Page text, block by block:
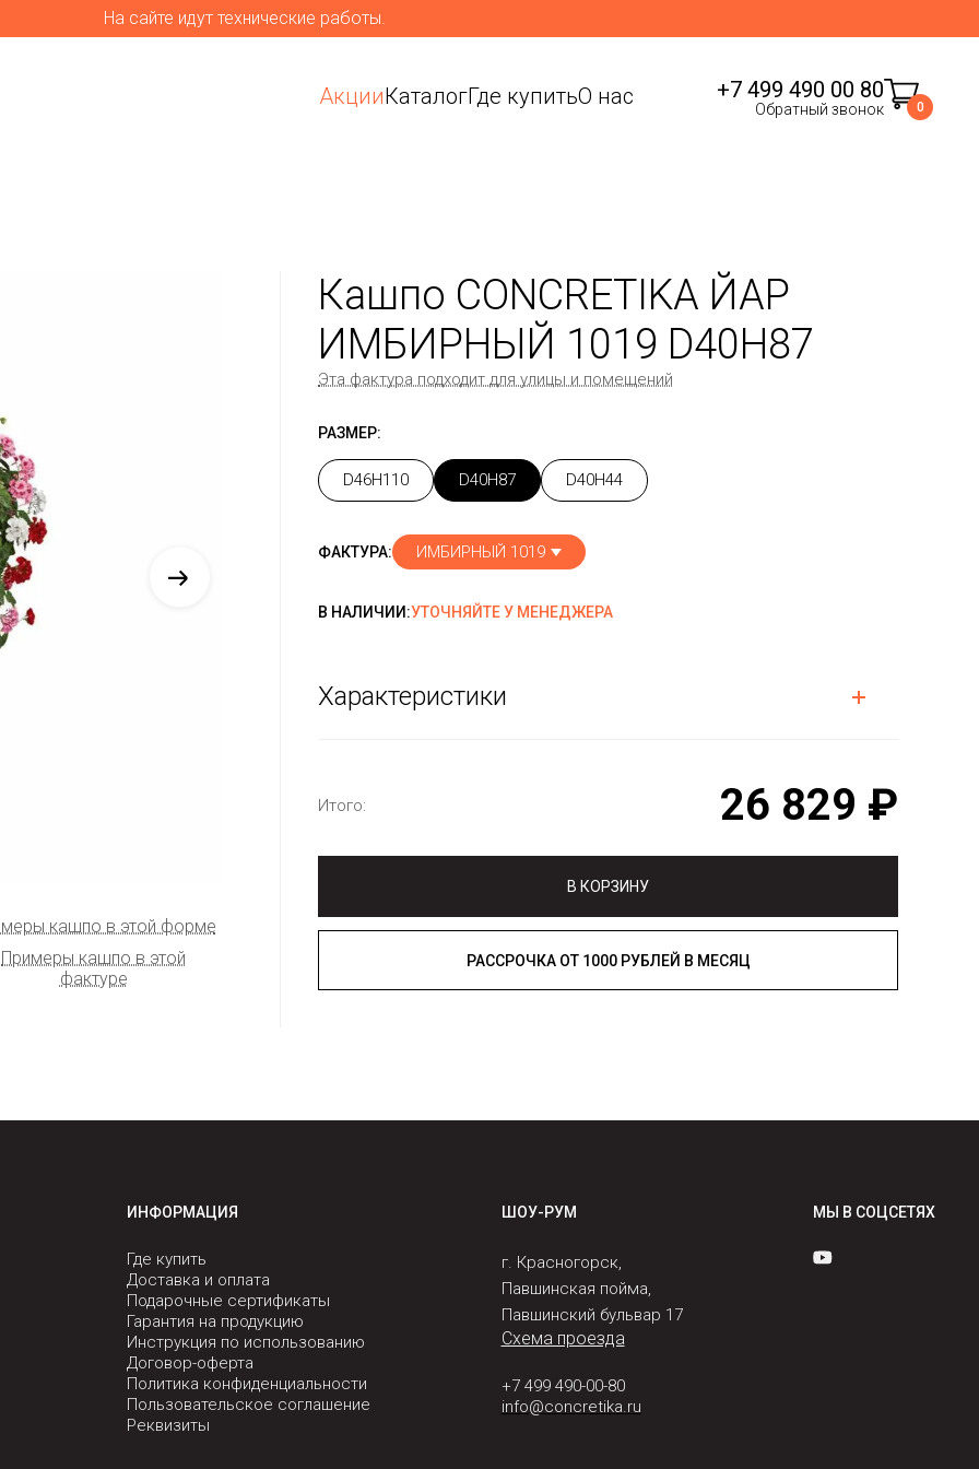
На сайте идут технические работы.
АкцииКаталогГде купитьО нас +7 499 490 00 80
Обратный звонок 0
кашпо в этой форме
Примеры кашпо в этой
фактуре
Кашпо CONCRETIKA ЙАР
ИМБИРНЫЙ 1019 D40H87
Эта фактура подходит для улицы и помещений
РАЗМЕР:
D46H110 D40H87 D40H44
ФАКТУРА: ИМБИРНЫЙ 1019
В НАЛИЧИИ:УТОЧНЯЙТЕ У МЕНЕДЖЕРА
Характеристики
Итого: 26 829 ₽
В КОРЗИНУ
РАССРОЧКА ОТ 1000 РУБЛЕЙ В МЕСЯЦ
ИНФОРМАЦИЯ
Где купить
Доставка и оплата
Подарочные сертификаты
Гарантия на продукцию
Инструкция по использованию
Договор-оферта
Политика конфиденциальности
Пользовательское соглашение
Реквизиты
ШОУ-РУМ
г. Красногорск,
Павшинская пойма,
Павшинский бульвар 17
Схема проезда
+7 499 490-00-80
info@concretika.ru
МЫ В СОЦСЕТЯХ